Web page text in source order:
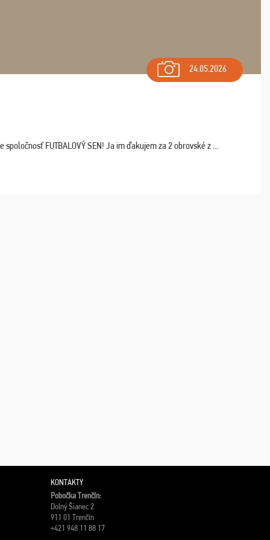
24.05.2026
FUTBALOVÝ SEN! Ja im ďakujem za 2 obrovské z ...
KONTAKTY
Pobočka Trenčín:
Dolný Šianec 2
911 01 Trenčín
+421 948 11 88 17